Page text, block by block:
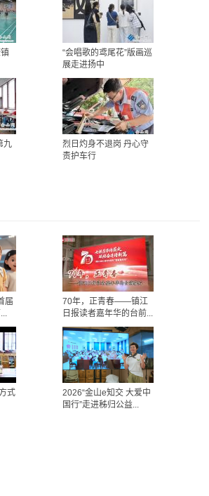
“会唱歌的鸢尾花”版画巡
展走进扬中
九
烈日灼身不退岗 丹心守
责护车行
届
70年，正青春——镇江
日报读者嘉年华的台前...
式
2026“金山e知交 大爱中
国行”走进秭归公益...